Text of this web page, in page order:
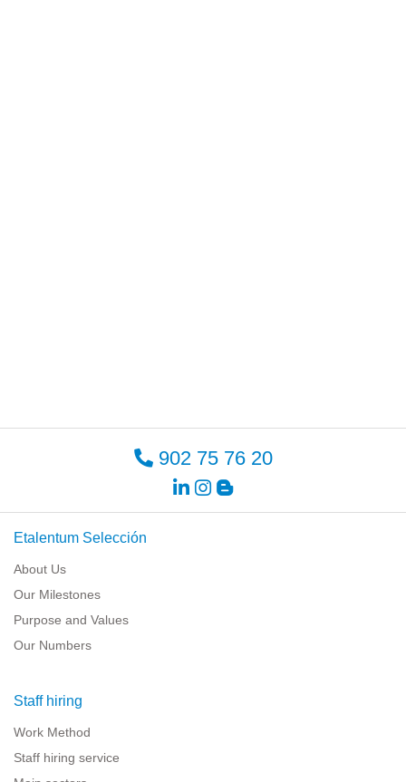
902 75 76 20
Etalentum Selección
About Us
Our Milestones
Purpose and Values
Our Numbers
Staff hiring
Work Method
Staff hiring service